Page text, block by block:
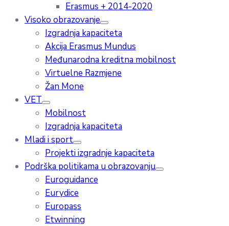
Erasmus + 2014-2020
Visoko obrazovanje
Izgradnja kapaciteta
Akcija Erasmus Mundus
Međunarodna kreditna mobilnost
Virtuelne Razmjene
Žan Mone
VET
Mobilnost
Izgradnja kapaciteta
Mladi i sport
Projekti izgradnje kapaciteta
Podrška politikama u obrazovanju
Euroguidance
Eurydice
Europass
Etwinning